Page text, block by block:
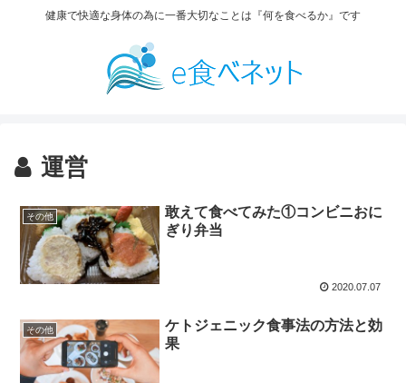
健康で快適な身体の為に一番大切なことは『何を食べるか』です
運営
その他
敢えて食べてみた①コンビニおに
ぎり弁当
2020.07.07
その他
ケトジェニック食事法の方法と効
果